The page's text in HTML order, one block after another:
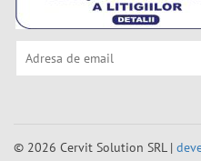
© 2026 Cervit Solution SRL |